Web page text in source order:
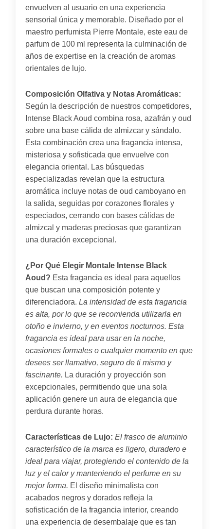
envuelven al usuario en una experiencia
sensorial única y memorable. Diseñado por el
maestro perfumista Pierre Montale, este eau de
parfum de 100 ml representa la culminación de
años de expertise en la creación de aromas
orientales de lujo.
Composición Olfativa y Notas Aromáticas:
Según la descripción de nuestros competidores,
Intense Black Aoud combina rosa, azafrán y oud
sobre una base cálida de almizcar y sándalo.
Esta combinación crea una fragancia intensa,
misteriosa y sofisticada que envuelve con
elegancia oriental. Las búsquedas
especializadas revelan que la estructura
aromática incluye notas de oud camboyano en
la salida, seguidas por corazones florales y
especiados, cerrando con bases cálidas de
almizcal y maderas preciosas que garantizan
una duración excepcional.
¿Por Qué Elegir Montale Intense Black
Aoud? Esta fragancia es ideal para aquellos
que buscan una composición potente y
diferenciadora. La intensidad de esta fragancia
es alta, por lo que se recomienda utilizarla en
otoño e invierno, y en eventos nocturnos. Esta
fragancia es ideal para usar en la noche,
ocasiones formales o cualquier momento en que
desees ser llamativo, seguro de ti mismo y
fascinante. La duración y proyección son
excepcionales, permitiendo que una sola
aplicación genere un aura de elegancia que
perdura durante horas.
Características de Lujo: El frasco de aluminio
característico de la marca es ligero, duradero e
ideal para viajar, protegiendo el contenido de la
luz y el calor y manteniendo el perfume en su
mejor forma. El diseño minimalista con
acabados negros y dorados refleja la
sofisticación de la fragancia interior, creando
una experiencia de desembalaje que es tan